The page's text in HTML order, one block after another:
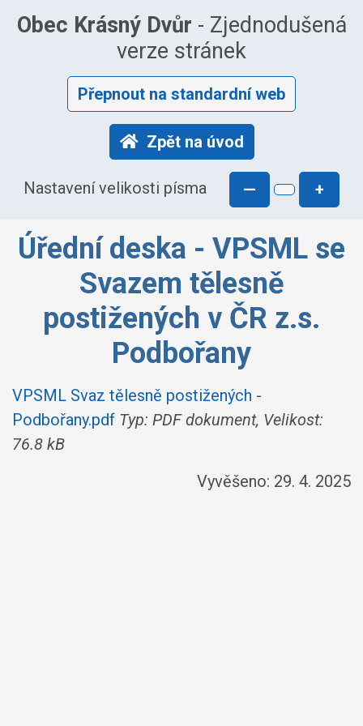
Obec Krásný Dvůr - Zjednodušená
verze stránek
Přepnout na standardní web
Zpět na úvod
Nastavení velikosti písma — +
Úřední deska - VPSML se
Svazem tělesně
postižených v ČR z.s.
Podbořany
VPSML Svaz tělesně postižených -
Podbořany.pdf Typ: PDF dokument, Velikost:
76.8 kB
Vyvěšeno: 29. 4. 2025